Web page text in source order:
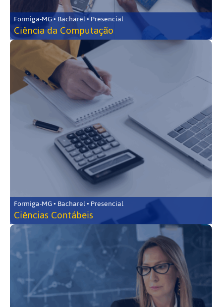
Formiga-MG • Bacharel • Presencial
Ciência da Computação
Formiga-MG • Bacharel • Presencial
Ciências Contábeis